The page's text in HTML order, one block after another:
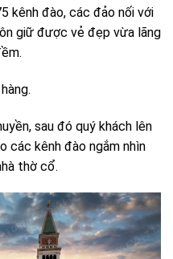
kênh đào, các đảo nối với
giữ được vẻ đẹp vừa lãng
sau đó quý khách lên
các kênh đào ngắm nhìn
thờ cổ.